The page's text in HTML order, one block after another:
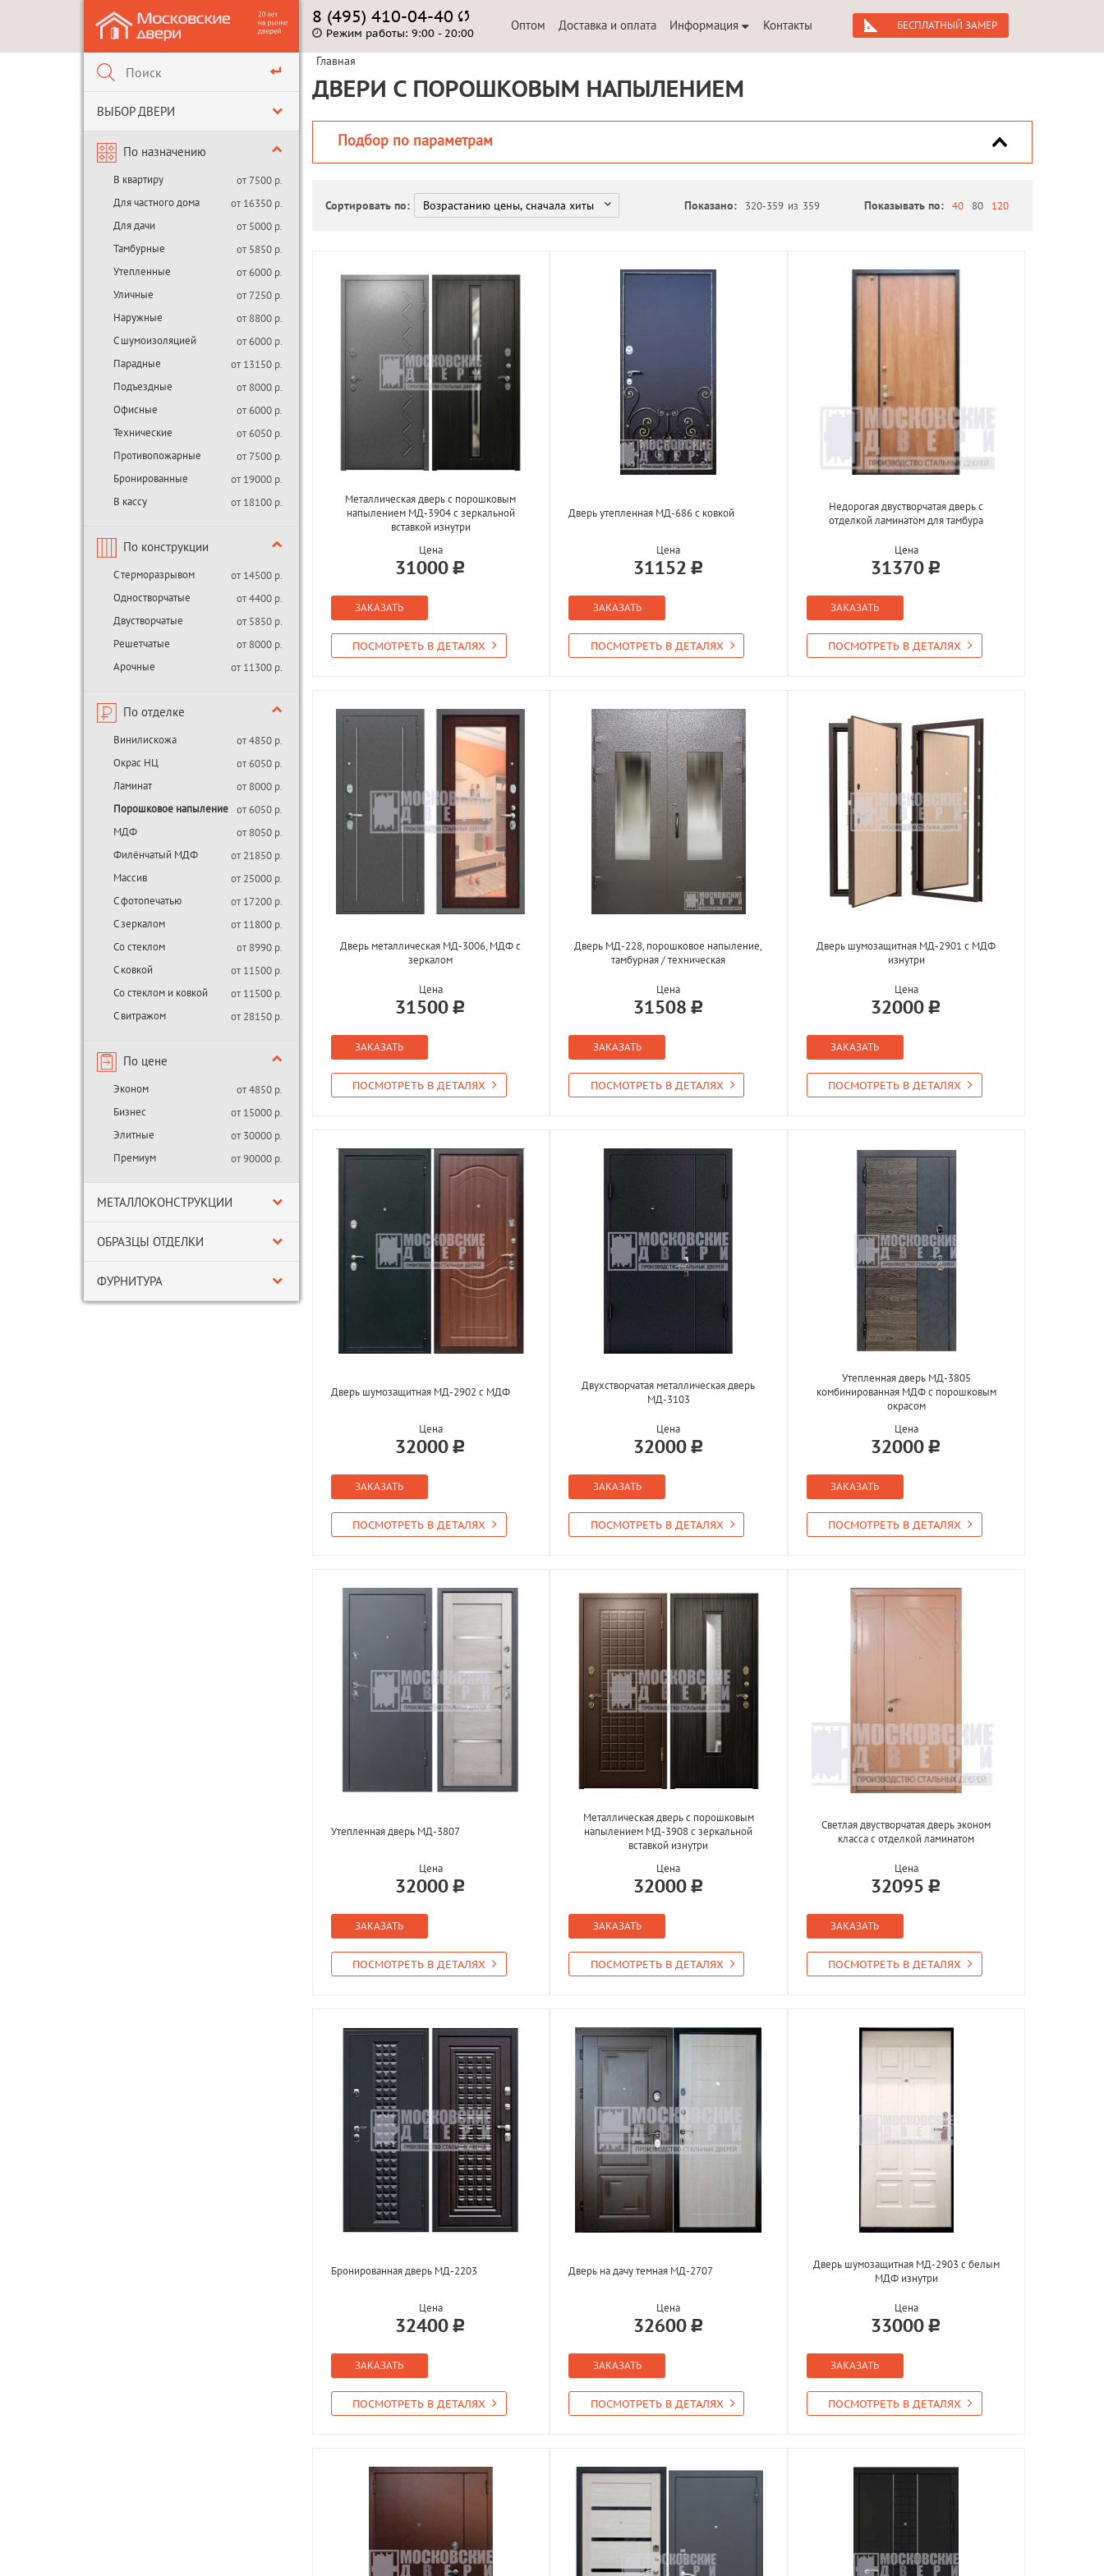
ВЫБОР ДВЕРИ
По назначению
В квартиру
от 7500 р.
Для частного дома
от 16350 р.
Для дачи
от 5000 р.
Тамбурные
от 5850 р.
Утепленные
от 6000 р.
Уличные
от 7250 р.
Наружные
от 8800 р.
С шумоизоляцией
от 6000 р.
Парадные
от 13150 р.
Подъездные
от 8000 р.
Офисные
от 6000 р.
Технические
от 6050 р.
Противопожарные
от 7500 р.
Бронированные
от 19000 р.
В кассу
от 18100 р.
По конструкции
С терморазрывом
от 14500 р.
Одностворчатые
от 4400 р.
Двустворчатые
от 5850 р.
Решетчатые
от 8000 р.
Арочные
от 11300 р.
По отделке
Винилискожа
от 4850 р.
Окрас НЦ
от 6050 р.
Ламинат
от 8000 р.
Порошковое напыление от 6050 р.
МДФ
от 8050 р.
Филёнчатый МДФ
от 21850 р.
Массив
от 25000 р.
С фотопечатью
от 17200 р.
С зеркалом
от 11800 р.
Со стеклом
от 8990 р.
С ковкой
от 11500 р.
Со стеклом и ковкой
от 11500 р.
С витражом
от 28150 р.
По цене
Эконом
от 4850 р.
Бизнес
от 15000 р.
Элитные
от 30000 р.
Премиум
от 90000 р.
МЕТАЛЛОКОНСТРУКЦИИ
ОБРАЗЦЫ ОТДЕЛКИ
ФУРНИТУРА
8 (495) 410-04-40
Режим работы: 9:00 - 20:00
Оптом Доставка и оплата Информация Контакты БЕСПЛАТНЫЙ ЗАМЕР
Главная
ДВЕРИ С ПОРОШКОВЫМ НАПЫЛЕНИЕМ
Подбор по параметрам
Сортировать по: Показано: 320-359 из 359 Показывать по: 40 80 120
Металлическая дверь с порошковым
напылением МД-3904 с зеркальной
вставкой изнутри
Цена
31000
ЗАКАЗАТЬ
ПОСМОТРЕТЬ В ДЕТАЛЯХ
Дверь утепленная МД-686 с ковкой
Цена
31152
ЗАКАЗАТЬ
ПОСМОТРЕТЬ В ДЕТАЛЯХ
Недорогая двустворчатая дверь с
отделкой ламинатом для тамбура
Цена
31370
ЗАКАЗАТЬ
ПОСМОТРЕТЬ В ДЕТАЛЯХ
Дверь металлическая МД-3006, МДФ с
зеркалом
Цена
31500
ЗАКАЗАТЬ
ПОСМОТРЕТЬ В ДЕТАЛЯХ
Дверь МД-228, порошковое напыление,
тамбурная / техническая
Цена
31508
ЗАКАЗАТЬ
ПОСМОТРЕТЬ В ДЕТАЛЯХ
Дверь шумозащитная МД-2901 с МДФ
изнутри
Цена
32000
ЗАКАЗАТЬ
ПОСМОТРЕТЬ В ДЕТАЛЯХ
Дверь шумозащитная МД-2902 с МДФ
Цена
32000
ЗАКАЗАТЬ
ПОСМОТРЕТЬ В ДЕТАЛЯХ
Двухстворчатая металлическая дверь
МД-3103
Цена
32000
ЗАКАЗАТЬ
ПОСМОТРЕТЬ В ДЕТАЛЯХ
Утепленная дверь МД-3805
комбинированная МДФ с порошковым
окрасом
Цена
32000
ЗАКАЗАТЬ
ПОСМОТРЕТЬ В ДЕТАЛЯХ
Утепленная дверь МД-3807
Цена
32000
ЗАКАЗАТЬ
ПОСМОТРЕТЬ В ДЕТАЛЯХ
Металлическая дверь с порошковым
напылением МД-3908 с зеркальной
вставкой изнутри
Цена
32000
ЗАКАЗАТЬ
ПОСМОТРЕТЬ В ДЕТАЛЯХ
Светлая двустворчатая дверь эконом
класса с отделкой ламинатом
Цена
32095
ЗАКАЗАТЬ
ПОСМОТРЕТЬ В ДЕТАЛЯХ
Бронированная дверь МД-2203
Цена
32400
ЗАКАЗАТЬ
ПОСМОТРЕТЬ В ДЕТАЛЯХ
Дверь на дачу темная МД-2707
Цена
32600
ЗАКАЗАТЬ
ПОСМОТРЕТЬ В ДЕТАЛЯХ
Дверь шумозащитная МД-2903 с белым
МДФ изнутри
Цена
33000
ЗАКАЗАТЬ
ПОСМОТРЕТЬ В ДЕТАЛЯХ